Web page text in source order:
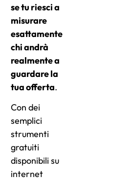
se tu riesci a
misurare
esattamente
chi andrà
realmente a
guardare la
tua offerta.
Con dei
semplici
strumenti
gratuiti
disponibili su
internet